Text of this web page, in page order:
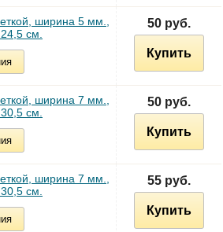
ширина 5 мм.,
см.
50 руб.
Купить
ширина 7 мм.,
см.
50 руб.
Купить
ширина 7 мм.,
см.
55 руб.
Купить